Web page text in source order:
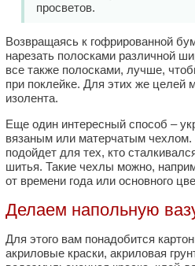
просветов.
Возвращаясь к гофрированной
нарезать полосками различной
все также полосками, лучше,
при поклейке. Для этих же целей
изолента.
Еще один интересный способ –
вязаным или матерчатым чехлом.
подойдет для тех, кто
шитья. Такие чехлы можно,
от времени года или основного
Делаем напольную
Для этого вам понадобится
акриловые краски, акриловая